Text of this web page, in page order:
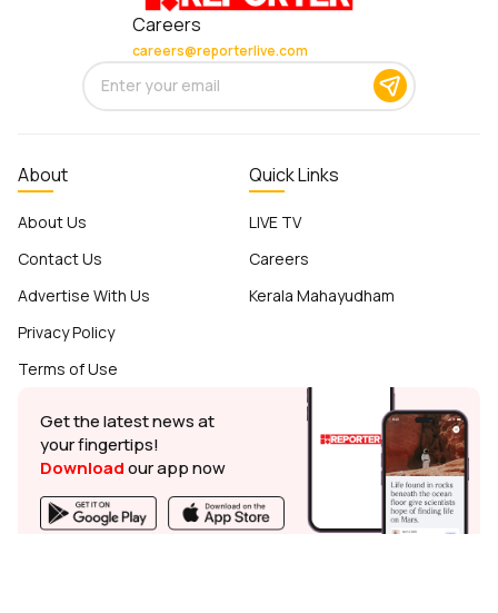
Careers
careers@reporterlive.com
About
About Us
Contact Us
Advertise With Us
Privacy Policy
Terms of Use
Quick Links
LIVE TV
Careers
Kerala Mahayudham
Get the latest news at
your fingertips!
Downloadour app now